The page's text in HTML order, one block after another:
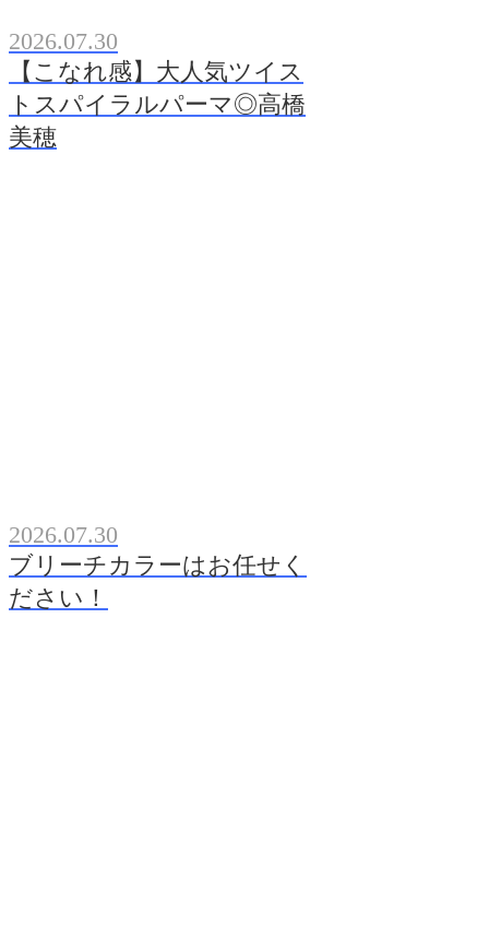
2026.07.30
【こなれ感】大人気ツイス
トスパイラルパーマ◎高橋
美穂
2026.07.30
ブリーチカラーはお任せく
ださい！